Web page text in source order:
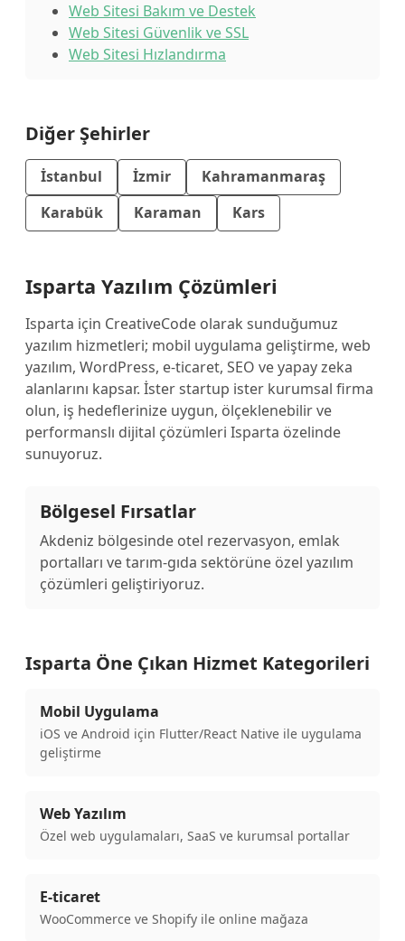
Web Sitesi Bakım ve Destek
Web Sitesi Güvenlik ve SSL
Web Sitesi Hızlandırma
Diğer Şehirler
İstanbul İzmir
Kahramanmaraş
Karabük
Karaman Kars
Isparta Yazılım Çözümleri
Isparta için CreativeCode olarak sunduğumuz
yazılım hizmetleri; mobil uygulama geliştirme, web
yazılım, WordPress, e-ticaret, SEO ve yapay zeka
alanlarını kapsar. İster startup ister kurumsal firma
olun, iş hedeflerinize uygun, ölçeklenebilir ve
performanslı dijital çözümleri Isparta özelinde
sunuyoruz.
Bölgesel Fırsatlar
Akdeniz bölgesinde otel rezervasyon, emlak
portalları ve tarım-gıda sektörüne özel yazılım
çözümleri geliştiriyoruz.
Isparta Öne Çıkan Hizmet Kategorileri
Mobil Uygulama
iOS ve Android için Flutter/React Native ile uygulama
geliştirme
Web Yazılım
Özel web uygulamaları, SaaS ve kurumsal portallar
E-ticaret
WooCommerce ve Shopify ile online mağaza